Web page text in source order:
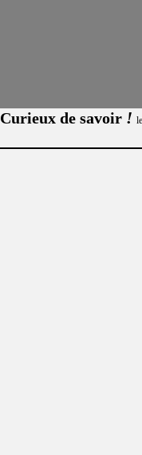
Curieux de savoir !